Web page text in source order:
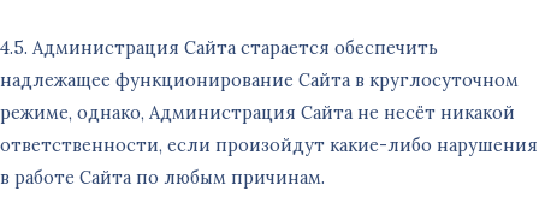
4.5. Администрация Сайта старается обеспечить
надлежащее функционирование Сайта в круглосуточном
режиме, однако, Администрация Сайта не несёт никакой
ответственности, если произойдут какие-либо нарушения
в работе Сайта по любым причинам.